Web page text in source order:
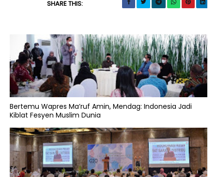
SHARE THIS:
Bertemu Wapres Ma’ruf Amin, Mendag: Indonesia Jadi
Kiblat Fesyen Muslim Dunia